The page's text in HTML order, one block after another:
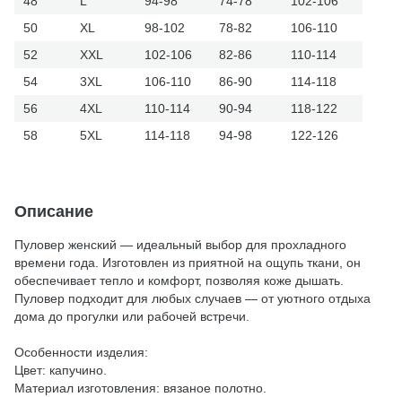
50
XL 98-102 78-82
106-110
52
XXL 102-106 82-86
110-114
54
3XL 106-110 86-90
114-118
56
4XL 110-114 90-94
118-122
58
5XL 114-118 94-98 122-126
Описание
Пуловер женский — идеальный выбор для прохладного
времени года. Изготовлен из приятной на ощупь ткани, он
обеспечивает тепло и комфорт, позволяя коже дышать.
Пуловер подходит для любых случаев — от уютного отдыха
дома до прогулки или рабочей встречи.
Особенности изделия:
Цвет: капучино.
Материал изготовления: вязаное полотно.